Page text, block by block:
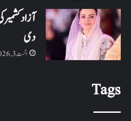
آزاد
دی
اگست 3, 2026
Tags